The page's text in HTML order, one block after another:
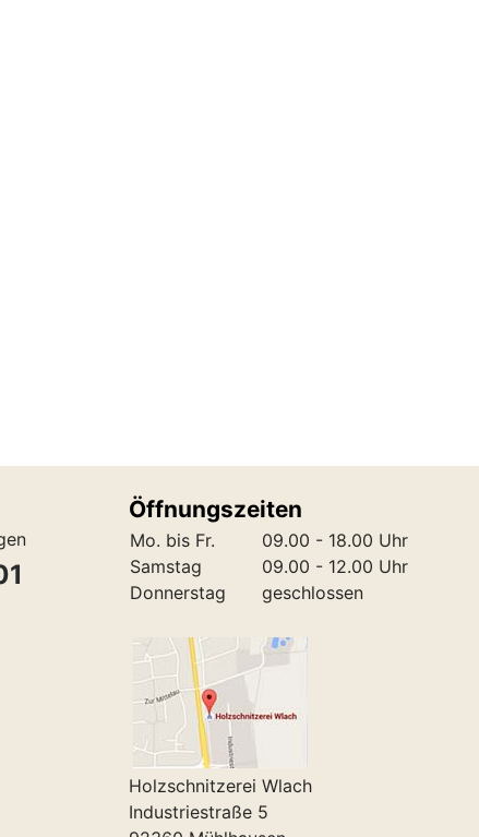
Öffnungszeiten
Mo. bis Fr.
Samstag
Donnerstag
09.00 - 18.00 Uhr
09.00 - 12.00 Uhr
geschlossen
Holzschnitzerei Wlach
Industriestraße 5